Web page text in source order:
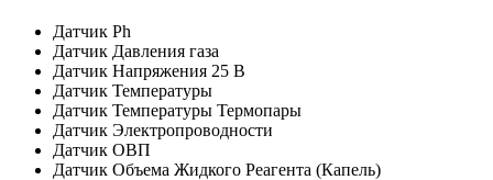
Датчик Ph
Датчик Давления газа
Датчик Напряжения 25 B
Датчик Температуры
Датчик Температуры Термопары
Датчик Электропроводности
Датчик ОВП
Датчик Объема Жидкого Реагента (Капель)